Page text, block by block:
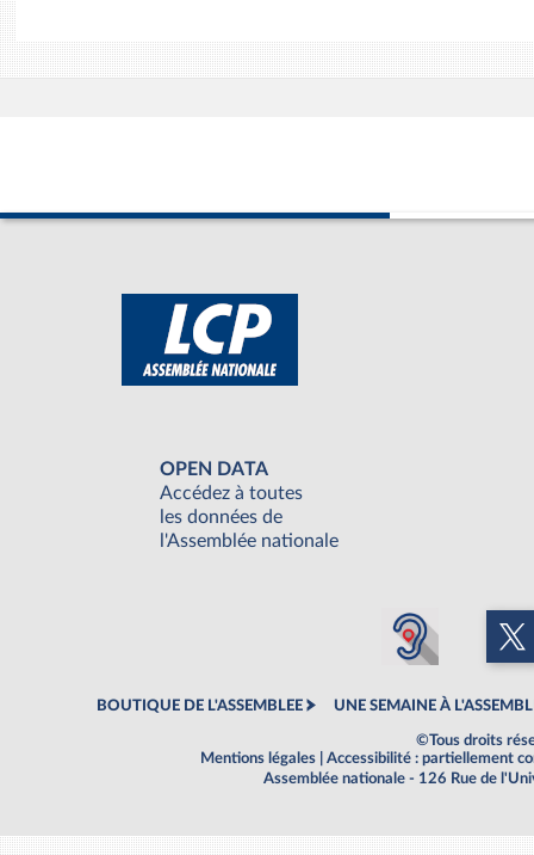
OPEN DATA
Accédez à toutes
les données de
l'Assemblée nationale
BOUTIQUE DE L'ASSEMBLEE UNE SEMAINE À
©Tous droits
Mentions légales
Accessibilité : partiellement
Assemblée nationale - 126 Rue de